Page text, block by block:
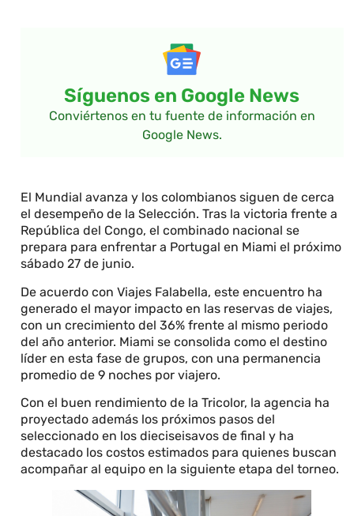
Síguenos en Google News
Conviértenos en tu fuente de información en
Google News.
El Mundial avanza y los colombianos siguen de cerca
el desempeño de la Selección. Tras la victoria frente a
República del Congo, el combinado nacional se
prepara para enfrentar a Portugal en Miami el próximo
sábado 27 de junio.
De acuerdo con Viajes Falabella, este encuentro ha
generado el mayor impacto en las reservas de viajes,
con un crecimiento del 36% frente al mismo periodo
del año anterior. Miami se consolida como el destino
líder en esta fase de grupos, con una permanencia
promedio de 9 noches por viajero.
Con el buen rendimiento de la Tricolor, la agencia ha
proyectado además los próximos pasos del
seleccionado en los dieciseisavos de final y ha
destacado los costos estimados para quienes buscan
acompañar al equipo en la siguiente etapa del torneo.